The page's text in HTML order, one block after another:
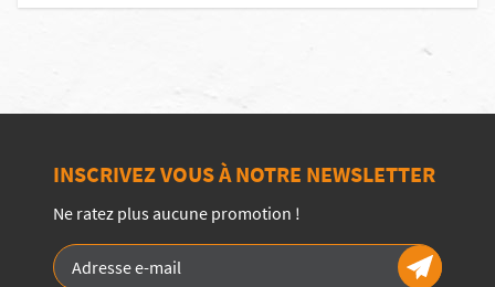
INSCRIVEZ VOUS À NOTRE NEWSLETTER
Ne ratez plus aucune promotion !